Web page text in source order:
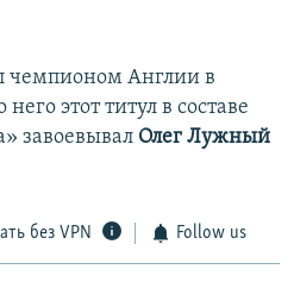
чемпионом Англии в
этот титул в составе
завоевывал Олег Лужный
без VPN Follow us